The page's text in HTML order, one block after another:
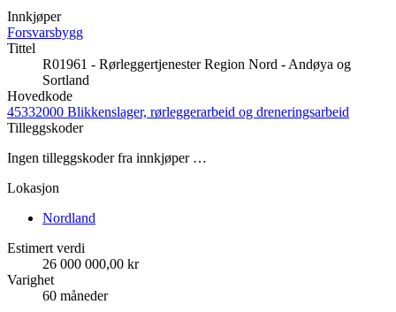
Innkjøper
Forsvarsbygg
Tittel
R01961 - Rørleggertjenester Region Nord - Andøya og
Sortland
Hovedkode
45332000 Blikkenslager, rørleggerarbeid og dreneringsarbeid
Tilleggskoder
Ingen tilleggskoder fra innkjøper …
Lokasjon
Nordland
Estimert verdi
26 000 000,00 kr
Varighet
60 måneder